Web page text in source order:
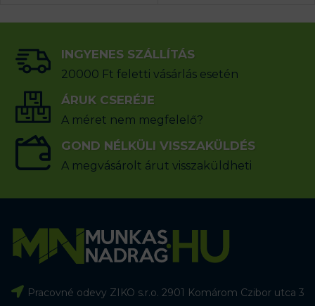
INGYENES SZÁLLÍTÁS
20000 Ft feletti vásárlás esetén
ÁRUK CSERÉJE
A méret nem megfelelő?
GOND NÉLKÜLI VISSZAKÜLDÉS
A megvásárolt árut visszaküldheti
Pracovné odevy ZIKO s.r.o. 2901 Komárom Czibor utca 3